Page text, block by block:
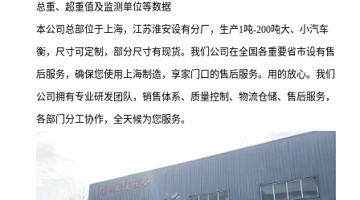
总重、超重值及监测单位等数据
本公司总部位于上海，江苏淮安设有分厂，生产1吨-200吨大、小汽车
衡，尺寸可定制，部分尺寸有现货。我们公司在全国各重要省市设有售
后服务，确保您使用上海制造，享家门口的售后服务。用的放心。我们
公司拥有专业研发团队，销售体系、质量控制、物流仓储、售后服务，
各部门分工协作，全天候为您服务。